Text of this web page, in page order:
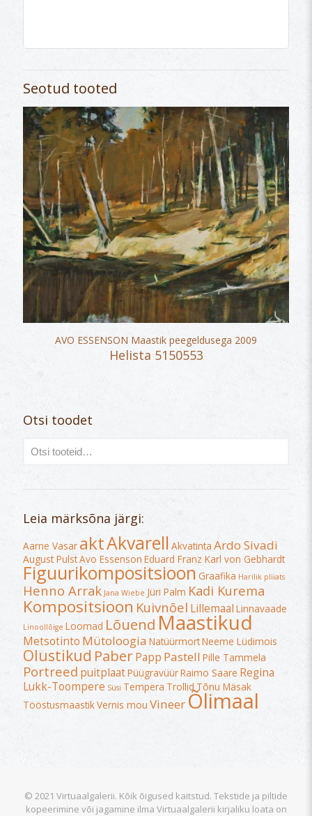
Seotud tooted
AVO ESSENSON Maastik peegeldusega 2009
Helista 5150553
Otsi toodet
Leia märksõna järgi:
Aarne Vasar aktAkvarell Akvatinta Ardo Sivadi
August PulstAvo Essenson Eduard Franz Karl von Gebhardt
Figuurikompositsioon Graafika Harilik pliiats
Henno Arrak Jana Wiebe Jüri Palm Kadi Kurema
Kompositsioon Kuivnõel Lillemaal Linnavaade
Linoollõige Loomad Lõuend Maastikud
Metsotinto Mütoloogia NatüürmortNeeme Lüdimois
Olustikud PaberPapp Pastell Pille Tammela
Portreed puitplaatPüügravüürRaimo Saare Regina
Lukk-Toompere Süsi Tempera Trollid Tõnu Mäsak
TööstusmaastikVernis mou Vineer Õlimaal
© 2021 Virtuaalgalerii. Kõik õigused kaitstud. Tekstide ja piltide
kopeerimine või jagamine ilma Virtuaalgalerii kirjaliku loata on